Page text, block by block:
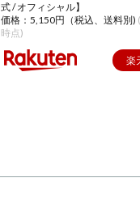
式 / オフィシャル】
価格：5,150円（税込、送料別)
時点)
楽